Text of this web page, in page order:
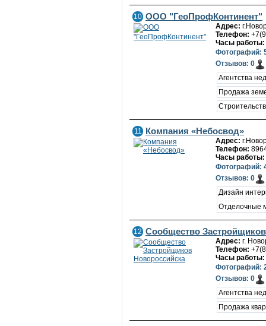
10 ООО "ГеоПрофКонтинент"
Адрес:
Телефон:
Часы работы:
Фотографий:
Отзывов: 0
Агентства
Продажа
11 Компания «Небосвод»
Адрес:
Телефон:
Часы работы:
Фотографий:
Отзывов: 0
Дизайн
Отделочные
12 Сообщество
Адрес: г.
Телефон:
Часы работы:
Фотографий:
Отзывов: 0
Агентства
Продажа